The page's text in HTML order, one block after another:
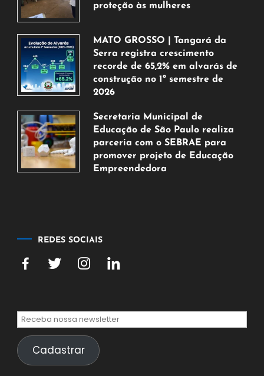
proteção às mulheres
de
agosto
de
2026
MATO GROSSO | Tangará da
Serra registra crescimento
recorde de 65,2% em alvarás de
construção no 1º semestre de
2026
de
agosto
de
2026
Secretaria Municipal de
Educação de São Paulo realiza
parceria com o SEBRAE para
promover projeto de Educação
Empreendedora
2026
REDES SOCIAIS
Cadastrar